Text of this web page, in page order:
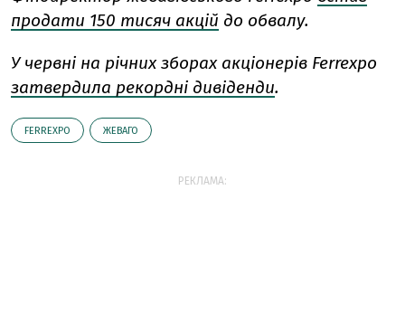
продати 150 тисяч акцій до обвалу.
У червні на річних зборах акціонерів Ferrexpo
затвердила рекордні дивіденди.
FERREXPO ЖЕВАГО
РЕКЛАМА: